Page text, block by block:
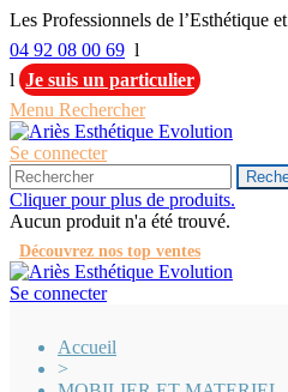
Les Professionnels de l’Esthétique
04 92 08 00 69 l
l Je suis un particulier
Menu Rechercher
Se connecter
Cliquer pour plus de produits.
Aucun produit n'a été trouvé.
Découvrez nos top ventes
Se connecter
Accueil
>